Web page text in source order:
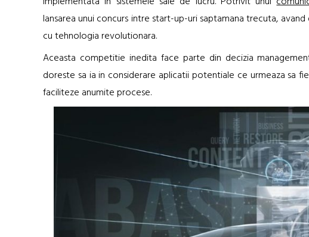
lansarea unui concurs intre start-up-uri saptamana trecuta,
cu tehnologia revolutionara.
Aceasta competitie inedita face parte din decizia
doreste sa ia in considerare aplicatii potentiale ce urmeaza sa
faciliteze anumite procese.